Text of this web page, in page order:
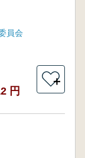
員会
円
＋